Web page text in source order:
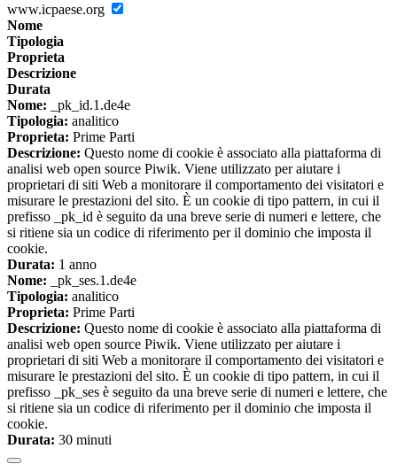
www.icpaese.org
Nome
Tipologia
Proprieta
Descrizione
Durata
Nome: _pk_id.1.de4e
Tipologia: analitico
Proprieta: Prime Parti
Descrizione: Questo nome di cookie è associato alla piattaforma di
analisi web open source Piwik. Viene utilizzato per aiutare i
proprietari di siti Web a monitorare il comportamento dei visitatori e
misurare le prestazioni del sito. È un cookie di tipo pattern, in cui il
prefisso _pk_id è seguito da una breve serie di numeri e lettere, che
si ritiene sia un codice di riferimento per il dominio che imposta il
cookie.
Durata: 1 anno
Nome: _pk_ses.1.de4e
Tipologia: analitico
Proprieta: Prime Parti
Descrizione: Questo nome di cookie è associato alla piattaforma di
analisi web open source Piwik. Viene utilizzato per aiutare i
proprietari di siti Web a monitorare il comportamento dei visitatori e
misurare le prestazioni del sito. È un cookie di tipo pattern, in cui il
prefisso _pk_ses è seguito da una breve serie di numeri e lettere, che
si ritiene sia un codice di riferimento per il dominio che imposta il
cookie.
Durata: 30 minuti